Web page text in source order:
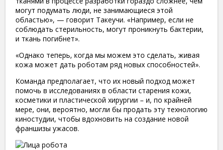
могут подумать люди, не занимающиеся этой
областью», — говорит Такеучи. «Например, если не
соблюдать стерильность, могут проникнуть бактерии,
и ткань погибнет».
«Однако теперь, когда мы можем это сделать, живая
кожа может дать роботам ряд новых способностей».
Команда предполагает, что их новый подход может
помочь в исследованиях в области старения кожи,
косметики и пластической хирургии – и, по крайней
мере, они, вероятно, могли бы продать эту технологию
киностудии, чтобы вдохновить на создание новой
франшизы ужасов.